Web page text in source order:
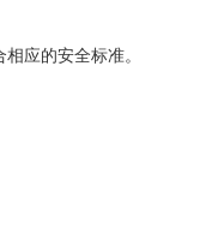
应的安全标准。